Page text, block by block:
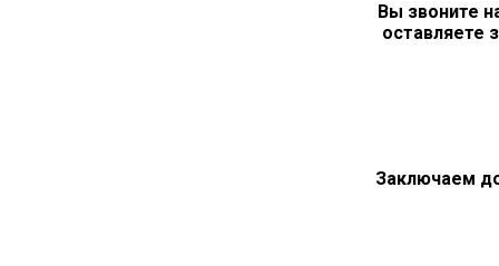
Вы звоните
оставляете
Заключаем